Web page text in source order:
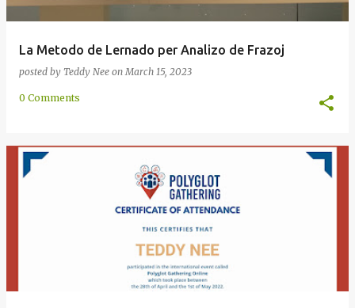
La Metodo de Lernado per Analizo de Frazoj
posted by Teddy Nee onMarch 15, 2023
0 Comments